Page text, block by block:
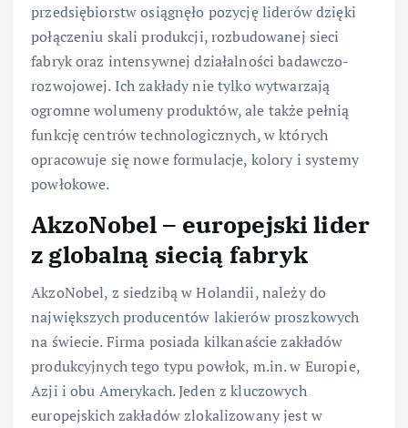
przedsiębiorstw osiągnęło pozycję liderów dzięki
połączeniu skali produkcji, rozbudowanej sieci
fabryk oraz intensywnej działalności badawczo-
rozwojowej. Ich zakłady nie tylko wytwarzają
ogromne wolumeny produktów, ale także pełnią
funkcję centrów technologicznych, w których
opracowuje się nowe formulacje, kolory i systemy
powłokowe.
AkzoNobel – europejski lider
z globalną siecią fabryk
AkzoNobel, z siedzibą w Holandii, należy do
największych producentów lakierów proszkowych
na świecie. Firma posiada kilkanaście zakładów
produkcyjnych tego typu powłok, m.in. w Europie,
Azji i obu Amerykach. Jeden z kluczowych
europejskich zakładów zlokalizowany jest w